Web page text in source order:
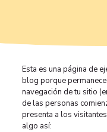
Esta es una página de
blog porque
navegación de tu sitio
de las personas
presenta a los
algo así: